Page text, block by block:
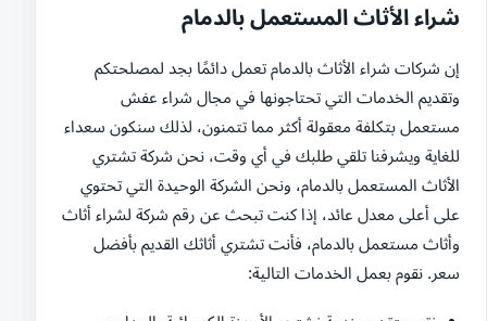
شراء الأثاث المستعمل بالدمام
إن شركات شراء الأثاث بالدمام تعمل دائمًا بجد لمصلحتكم
وتقديم الخدمات التي تحتاجونها في مجال شراء عفش
مستعمل بتكلفة معقولة أكثر مما تتمنون، لذلك سنكون سعداء
للغاية ويشرفنا تلقي طلبك في أي وقت، نحن شركة تشتري
الأثاث المستعمل بالدمام، ونحن الشركة الوحيدة التي تحتوي
على أعلى معدل عائد، إذا كنت تبحث عن رقم شركة لشراء أثاث
وأثاث مستعمل بالدمام، فأنت تشتري أثاثك القديم بأفضل
سعر. نقوم بعمل الخدمات التالية: